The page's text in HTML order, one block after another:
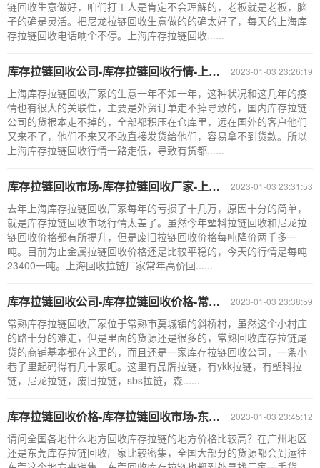
链回收生意做好，咱们打工人是肯定不会理解的，老板就是老板，脑
子的确是灵活。把尼龙拉链回收生意做的的确太好了，每天的上海库
存拉链回收电话响个不停。上海库存拉链回收......
2023-01-03 23:26:19
库存拉链回收公司-库存拉链回收行情-上海库存拉链回收厂家
上海库存拉链回收厂家的生意一年不如一年，这种状况和这几年的疫
情也有很大的关联性，主要是外贸订单走不掉导致的，国内库存拉链
公司的货根本走不掉的，全部都积压在仓库里，远在国外的客户他们
又来不了，他们不来又不敢直接发货给他们，容易拿不到货款。所以
上海库存拉链回收行情一路走低，导致有货都......
2023-01-03 23:31:53
库存拉链回收市场-库存拉链回收厂家-上海库存拉链回收厂家
去年上海库存拉链回收厂家每年的亏损了十几万，原因十分的简单，
就是库存拉链回收市场行情太差了。虽然今年塑料拉链回收和尼龙拉
链回收价格都有所提升，但是废旧拉链回收价格每吨降价两千多一
吨。目前为止金属拉链回收价格还是比较平稳的，今天的行情是每吨
23400一吨。上海回收拉链厂家常年高价回......
2023-01-03 23:38:59
库存拉链回收公司-库存拉链回收价格-常熟库存拉链回收厂家
常熟库存拉链回收厂家位于常熟市莫城镇的斜桥村，虽然这个小村庄
的路十分的难走，但是里面的货源还是很多的，常熟回收库存拉链尾
货的商铺基本都在这里的，而且还是一家库存拉链回收公司，一条小
巷子里起码得有几十家吧。这里有品牌拉链，有ykk拉链，有塑料拉
链，尼龙拉链，废旧拉链，sbs拉链，森......
2023-01-03 23:45:12
库存拉链回收价格-库存拉链回收市场-东莞库存拉链回收厂家
请问全国各地什么地方回收库存拉链的地方价格比较高？在广州地区
还是东莞库存拉链回收厂家比较密集，全国大部分的货源都会到运往